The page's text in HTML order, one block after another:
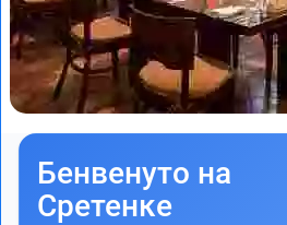
Бенвенуто на
Сретенке